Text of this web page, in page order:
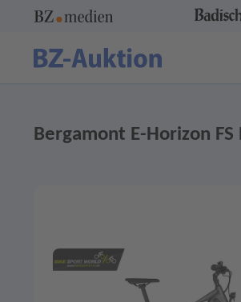
Bergamont E-Horizon FS